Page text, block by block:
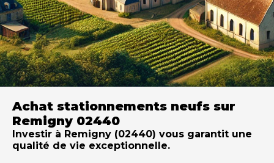
Achat stationnements neufs sur
Remigny 02440
Investir à Remigny (02440) vous garantit une
qualité de vie exceptionnelle.